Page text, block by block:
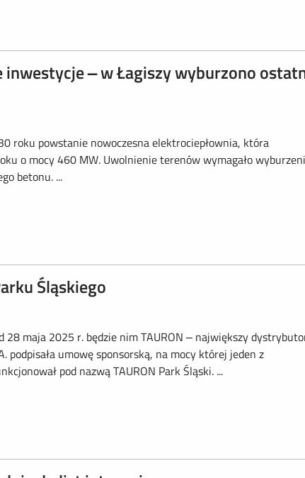
inwestycje – w Łagiszy wyburzono
roku powstanie nowoczesna elektrociepłownia, która
o mocy 460 MW. Uwolnienie terenów wymagało
betonu. ...
Śląskiego
28 maja 2025 r. będzie nim TAURON – największy
podpisała umowę sponsorską, na mocy której jeden z
pod nazwą TAURON Park Śląski. ...